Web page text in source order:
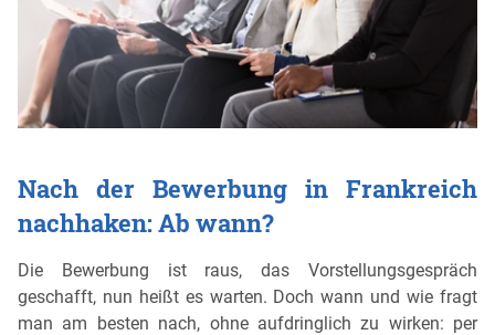
Nach der Bewerbung in Frankreich
nachhaken: Ab wann?
Die Bewerbung ist raus, das Vorstellungsgespräch
geschafft, nun heißt es warten. Doch wann und wie fragt
man am besten nach, ohne aufdringlich zu wirken: per